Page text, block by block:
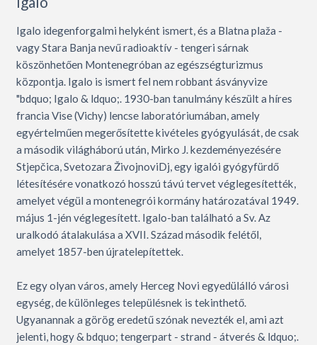
Igalo idegenforgalmi helyként ismert, és a Blatna plaža -
vagy Stara Banja nevű radioaktív - tengeri sárnak
köszönhetően Montenegróban az egészségturizmus
központja. Igalo is ismert fel nem robbant ásványvize
"bdquo; Igalo & ldquo;. 1930-ban tanulmány készült a híres
francia Vise (Vichy) lencse laboratóriumában, amely
egyértelműen megerősítette kivételes gyógyulását, de csak
a második világháború után, Mirko J. kezdeményezésére
Stjepčica, Svetozara ŽivojnoviDj, egy igalói gyógyfürdő
létesítésére vonatkozó hosszú távú tervet véglegesítették,
amelyet végül a montenegrói kormány határozatával 1949.
május 1-jén véglegesített. Igalo-ban található a Sv. Az
uralkodó átalakulása a XVII. Század második felétől,
amelyet 1857-ben újratelepítettek.
Ez egy olyan város, amely Herceg Novi egyedülálló városi
egység, de különleges településnek is tekinthető.
Ugyanannak a görög eredetű szónak nevezték el, ami azt
jelenti, hogy & bdquo; tengerpart - strand - átverés & ldquo;.